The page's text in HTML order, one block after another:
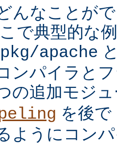
んなことが
で典型的な
apache
ンパイラと
の追加モジ
を後
ようにコン